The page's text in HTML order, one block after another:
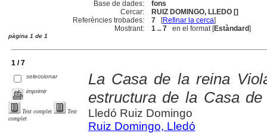
Base de dades:
fons
Cercar:
RUIZ DOMINGO, LLEDO []
Referències trobades:
7 [Refinar la cerca]
Mostrant:
1 .. 7 en el format [Estàndard]
pàgina 1 de 1
1 / 7
seleccionar
imprimir
Text complet
Text
complet
La Casa de la reina
estructura de la Casa
Lledó Ruiz Domingo
Ruiz Domingo, Lledó